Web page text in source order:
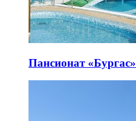
Пансионат «Бургас»